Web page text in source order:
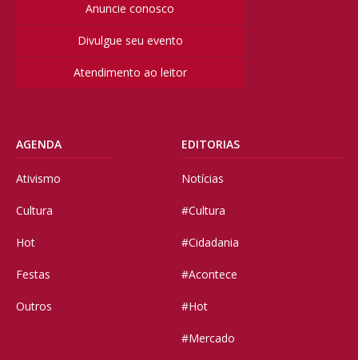
Anuncie conosco
Divulgue seu evento
Atendimento ao leitor
AGENDA
Ativismo
Cultura
Hot
Festas
Outros
EDITORIAS
Notícias
#Cultura
#Cidadania
#Acontece
#Hot
#Mercado